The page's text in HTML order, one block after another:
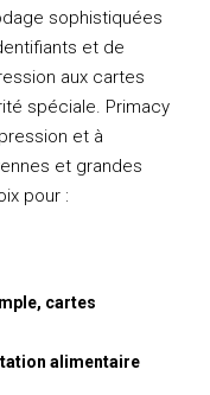
sophistiquées
et de
aux cartes
spéciale. Primacy
et à
et grandes
pour :
cartes
alimentaire